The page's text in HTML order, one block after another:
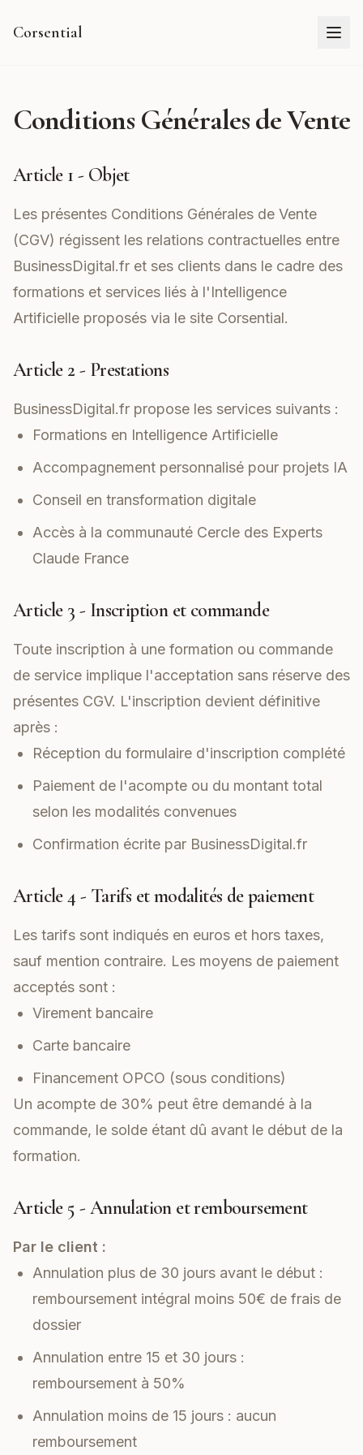
Corsential
Conditions Générales de Vente
Article 1 - Objet
Les présentes Conditions Générales de Vente
(CGV) régissent les relations contractuelles entre
BusinessDigital.fr et ses clients dans le cadre des
formations et services liés à l'Intelligence
Artificielle proposés via le site Corsential.
Article 2 - Prestations
BusinessDigital.fr propose les services suivants :
Formations en Intelligence Artificielle
Accompagnement personnalisé pour projets IA
Conseil en transformation digitale
Accès à la communauté Cercle des Experts
Claude France
Article 3 - Inscription et commande
Toute inscription à une formation ou commande
de service implique l'acceptation sans réserve des
présentes CGV. L'inscription devient définitive
après :
Réception du formulaire d'inscription complété
Paiement de l'acompte ou du montant total
selon les modalités convenues
Confirmation écrite par BusinessDigital.fr
Article 4 - Tarifs et modalités de paiement
Les tarifs sont indiqués en euros et hors taxes,
sauf mention contraire. Les moyens de paiement
acceptés sont :
Virement bancaire
Carte bancaire
Financement OPCO (sous conditions)
Un acompte de 30% peut être demandé à la
commande, le solde étant dû avant le début de la
formation.
Article 5 - Annulation et remboursement
Par le client :
Annulation plus de 30 jours avant le début :
remboursement intégral moins 50€ de frais de
dossier
Annulation entre 15 et 30 jours :
remboursement à 50%
Annulation moins de 15 jours : aucun
remboursement